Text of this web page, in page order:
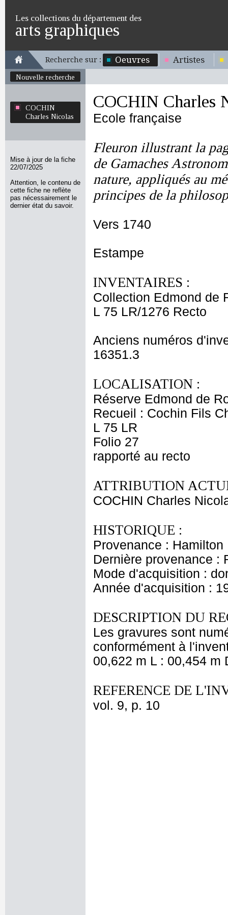
Les collections du département des
arts graphiques
Recherche sur : Oeuvres Artistes
Nouvelle recherche
COCHIN
Charles Nicolas
Mise à jour de la fiche
22/07/2025
Attention, le contenu de
cette fiche ne reflète
pas nécessairement le
dernier état du savoir.
COCHIN Charles
Ecole française
Fleuron illustrant la
de Gamaches
nature, appliqués au
principes de la
Vers 1740
Estampe
INVENTAIRES :
Collection Edmond de
L 75 LR/1276 Recto
Anciens numéros
16351.3
LOCALISATION :
Réserve Edmond de
Recueil : Cochin Fils
L 75 LR
Folio 27
rapporté au recto
ATTRIBUTION
COCHIN Charles
HISTORIQUE :
Provenance : Hamilton
Dernière provenance :
Mode d'acquisition :
Année d'acquisition :
DESCRIPTION DU
Les gravures sont
conformément à
00,622 m L : 00,454 m
REFERENCE DE
vol. 9, p. 10